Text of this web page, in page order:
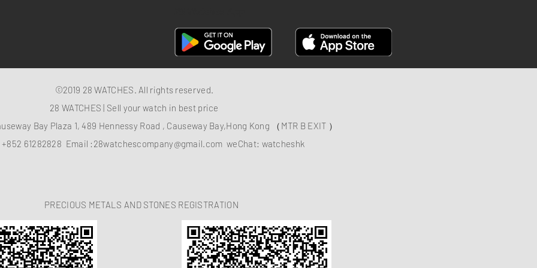
©2019 28 WATCHES. All rights reserved.
28 WATCHES | Sell your watch in best price
Bay Plaza 1, 489 Hennessy Road , Causeway Bay,Hong Kong （MTR B EXIT ）
+852 61282828 Email : 28watchescompany@gmail.com weChat: watcheshk
PRECIOUS METALS AND STONES REGISTRATION